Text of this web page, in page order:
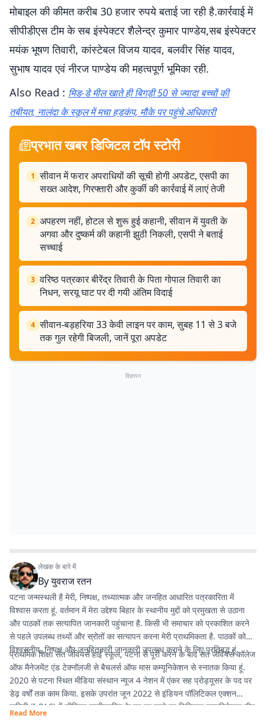
मोबाइल की कीमत करीब 30 हजार रुपये बताई जा रही है.कार्रवाई में
सीपीडीएस टीम के सब इंस्पेक्टर शैलेन्द्र कुमार पाण्डेय,सब इंस्पेक्टर
मयंक भूषण तिवारी, कांस्टेबल विजय यादव, बलवीर सिंह यादव,
सुभाष यादव एवं नीरज पाण्डेय की महत्वपूर्ण भूमिका रही.
Also Read : मिड-डे मील खाते ही बिगड़ी 50 से ज्यादा बच्चों की
तबीयत, नालंदा के स्कूल में मचा हड़कंप, मौके पर पहुंचे अधिकारी
प्रभात खबर डिजिटल टॉप स्टोरी
1 सीवान में फरार अपराधियों की सूची होगी अपडेट, एसपी का
सख्त आदेश, गिरफ्तारी और कुर्की की कार्रवाई में लाएं तेजी
2 अपहरण नहीं, होटल से शुरू हुई कहानी, सीवान में युवती के
अगवा और दुष्कर्म की कहानी झुठी निकली, एसपी ने बताई
सच्चाई
3 वरिष्ठ पत्रकार बीरेंद्र तिवारी के पिता गोपाल तिवारी का
निधन, सरयू घाट पर दी गयी अंतिम विदाई
4 सीवान-बड़हरिया 33 केवी लाइन पर काम, सुबह 11 से 3 बजे
तक गुल रहेगी बिजली, जानें पूरा अपडेट
विज्ञापन
लेखक के बारे में
Byयुवराज रतन
पटना जन्मस्थली है मेरी, निष्पक्ष, तथ्यात्मक और जनहित आधारित पत्रकारिता में
विश्वास करता हूं. वर्तमान में मेरा उद्देश्य बिहार के स्थानीय मुद्दों को प्रमुखता से उठाना
और पाठकों तक सत्यापित जानकारी पहुंचाना है. किसी भी समाचार को प्रकाशित करने
से पहले उपलब्ध तथ्यों और स्रोतों का सत्यापन करना मेरी प्राथमिकता है. पाठकों को
विश्वसनीय, निष्पक्ष और जनहितकारी जानकारी उपलब्ध कराने के लिए प्रतिबद्ध हूं.
प्राथमिक शिक्षा संत जेवियर्स हाई स्कूल, पटना से पूरी करने के बाद संत जेवियर्स कॉलेज
ऑफ मैनेजमेंट एंड टेक्नॉलजी से बैचलर्स ऑफ मास कम्यूनिकेशन से स्नातक किया हूं.
2020 से पटना स्थित मीडिया संस्थान न्यूज 4 नेशन में एंकर सह प्रोड्यूसर के पद पर
डेढ़ वर्षों तक काम किया. इसके उपरांत जून 2022 से इंडियन पॉलिटिकल एक्शन
कमिटी (I-PAC) में सीनियर एग्जीक्यूटिव के पद पर रहते हुए डिजिटल कम्यूनिकेशन टीम
Read More